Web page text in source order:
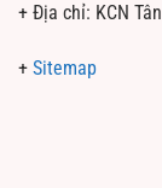
+ Địa chỉ: KCN
+ Sitemap